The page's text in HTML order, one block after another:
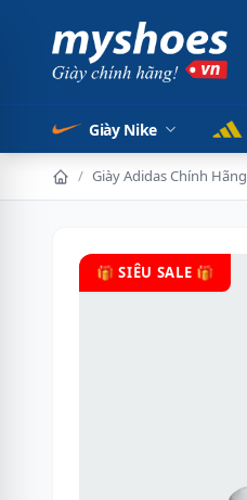
Giày Nike
/ Giày Adidas Chính Hãng
🎁 SIÊU SALE 🎁